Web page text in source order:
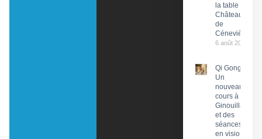
la table du
Château
de
Cénevières
6 août 2026
Qi Gong :
Un
nouveau
cours à
Ginouillac
et des
séances
en visio